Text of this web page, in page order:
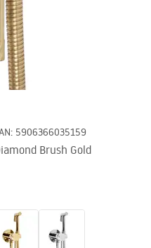
: 5906366035159
Brush Gold